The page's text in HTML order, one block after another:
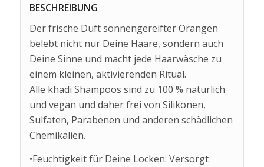
BESCHREIBUNG
Der frische Duft sonnengereifter Orangen
belebt nicht nur Deine Haare, sondern auch
Deine Sinne und macht jede Haarwäsche zu
einem kleinen, aktivierenden Ritual.
Alle khadi Shampoos sind zu 100 % natürlich
und vegan und daher frei von Silikonen,
Sulfaten, Parabenen und anderen schädlichen
Chemikalien.
•Feuchtigkeit für Deine Locken: Versorgt